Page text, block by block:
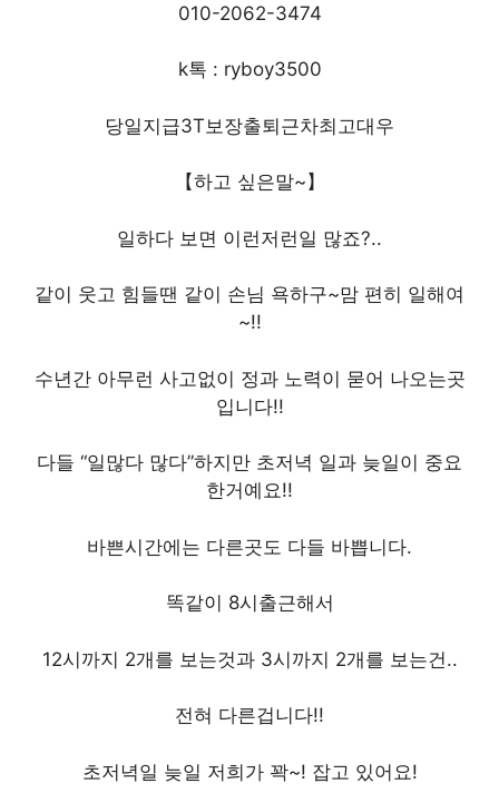
010-2062-3474
k톡 : ryboy3500
당일지급3T보장출퇴근차최고대우
【하고 싶은말~】
일하다 보면 이런저런일 많죠?..
같이 웃고 힘들땐 같이 손님 욕하구~맘 편히 일해여
~!!
수년간 아무런 사고없이 정과 노력이 묻어 나오는곳
입니다!!
다들 “일많다 많다”하지만 초저녁 일과 늦일이 중요
한거예요!!
바쁜시간에는 다른곳도 다들 바쁩니다.
똑같이 8시출근해서
12시까지 2개를 보는것과 3시까지 2개를 보는건..
전혀 다른겁니다!!
초저녁일 늦일 저희가 꽉~! 잡고 있어요!